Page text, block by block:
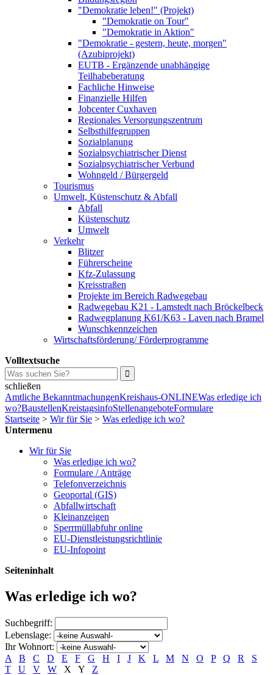
"Demokratie leben!" (Projekt)
"Demokratie on Tour"
"Demokratie in Aktion"
"Demokratie - gestern, heute, morgen"
(Azubiprojekt)
EUTB - Ergänzende unabhängige
Teilhabeberatung
Fachliche Hinweise
Finanzielle Hilfen
Jobcenter Cuxhaven
Regionales Versorgungszentrum
Selbsthilfegruppen
Sozialplanung
Sozialpsychiatrischer Dienst
Sozialpsychiatrischer Verbund
Wohngeld / Bürgergeld
Tourismus
Umwelt, Küstenschutz & Abfall
Abfall
Küstenschutz
Umwelt
Verkehr
Blitzer
Führerscheine
Kfz-Zulassung
Kreisstraßen
Projekte im Bereich Radwegebau
Radwegebau K21 - Lamstedt nach Bröckelbeck
Radwegplanung K61/K63 - Laven nach Bramel
Wunschkennzeichen
Wirtschaftsförderung/ Förderprogramme
Volltextsuche
schließen
Amtliche BekanntmachungenKreishaus-ONLINEWas erledige ich
wo?BaustellenKreistagsinfoStellenangeboteFormulare
Startseite > Wir für Sie > Was erledige ich wo?
Untermenu
Wir für Sie
Was erledige ich wo?
Formulare / Anträge
Telefonverzeichnis
Geoportal (GIS)
Abfallwirtschaft
Kleinanzeigen
Sperrmüllabfuhr online
EU-Dienstleistungsrichtlinie
EU-Infopoint
Seiteninhalt
Was erledige ich wo?
Suchbegriff:
Lebenslage:
Ihr Wohnort:
A
B C D E F G H I J K L M N O P Q R
S
T
U V W X Y Z